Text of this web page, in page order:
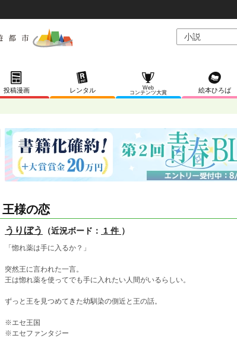
投稿漫画 レンタル
Web
コンテンツ大賞
絵本ひろば
王様の恋
うりぼう （近況ボード： 1 件 ）
「惚れ薬は手に入るか？」
突然王に言われた一言。
王は惚れ薬を使ってでも手に入れたい人間がいるらしい。
ずっと王を見つめてきた幼馴染の側近と王の話。
※エセ王国
※エセファンタジー